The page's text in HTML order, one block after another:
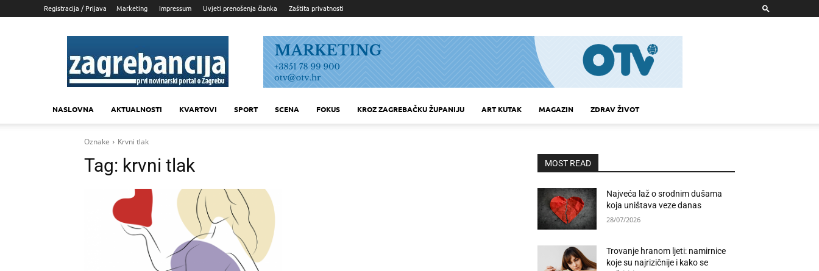
Registracija / Prijava Marketing Impressum Uvjeti prenošenja članka Zaštita privatnosti
Zagrebancija
NASLOVNA AKTUALNOSTI KVARTOVI SPORT SCENA FOKUS KROZ ZAGREBAČKU ŽUPANIJU ART KUTAK MAGAZIN ZDRAV ŽIVOT
Oznake Krvni tlak
Tag: krvni tlak MOST READ
Najveća laž o srodnim dušama
koja uništava veze danas
28/07/2026
Trovanje hranom ljeti: namirnice
koje su najrizičnije i kako se